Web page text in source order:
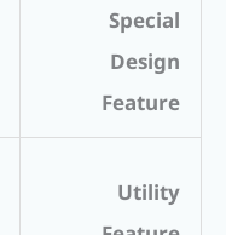
Special
Design
Feature
Utility